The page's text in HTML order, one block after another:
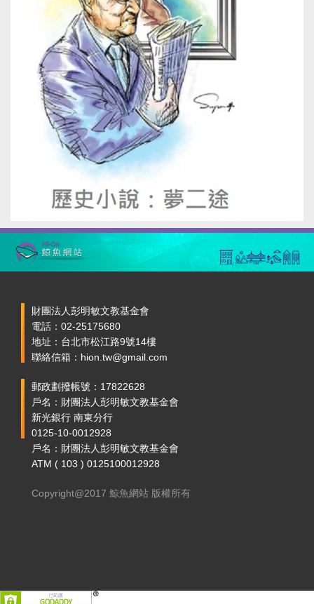
財團法人彭明敏文教基金會
電話：02-25175680
地址：台北市松江路9號14樓
聯絡信箱：hion.tw@gmail.com
郵政劃撥帳號：17822628
戶名：財團法人彭明敏文教基金會
新光銀行 南東分行
0125-10-0012928
戶名：財團法人彭明敏文教基金會
ATM ( 103 ) 0125100012928
Copyright@2017 鯨魚網站 版權所有